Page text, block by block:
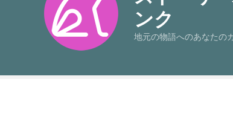
ッ
ンク
地元の物語へのあなたの